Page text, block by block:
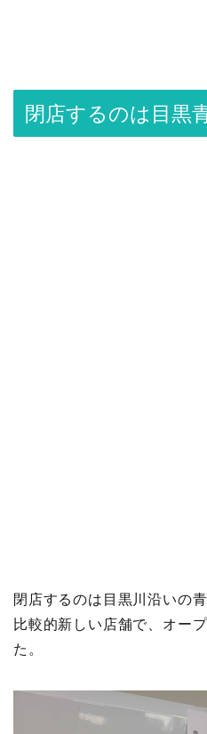
閉店するのは目黒
閉店するのは目黒川沿いの
比較的新しい店舗で、オー
た。